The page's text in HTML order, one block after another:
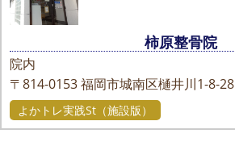
柿原整骨院
院内
〒814-0153福岡市城南区樋井川1-8-28
よかトレ実践St（施設版）